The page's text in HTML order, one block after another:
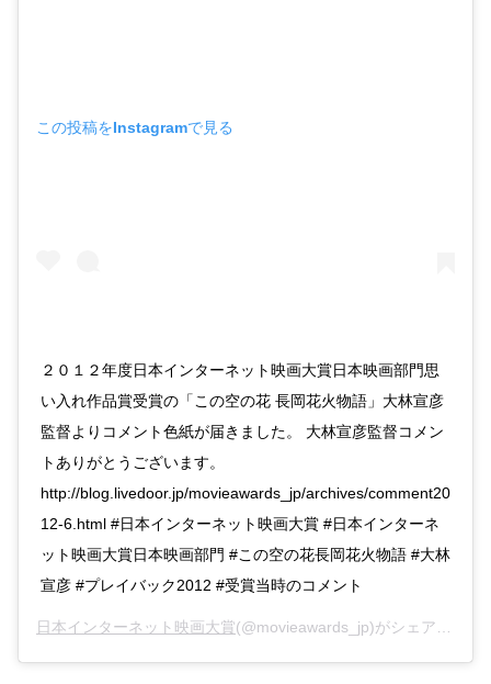
この投稿をInstagramで見る
２０１２年度日本インターネット映画大賞日本映画部門思
い入れ作品賞受賞の「この空の花 長岡花火物語」大林宣彦
監督よりコメント色紙が届きました。 大林宣彦監督コメン
トありがとうございます。
http://blog.livedoor.jp/movieawards_jp/archives/comment20
12-6.html #日本インターネット映画大賞 #日本インターネ
ット映画大賞日本映画部門 #この空の花長岡花火物語 #大林
宣彦 #プレイバック2012 #受賞当時のコメント
日本インターネット映画大賞(@movieawards_jp)がシェアした投稿 –